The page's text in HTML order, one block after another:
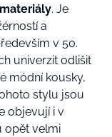
. Je
a
v 50.
univerzit odlišit
módní kousky,
stylu jsou
objevují i v
opět velmi